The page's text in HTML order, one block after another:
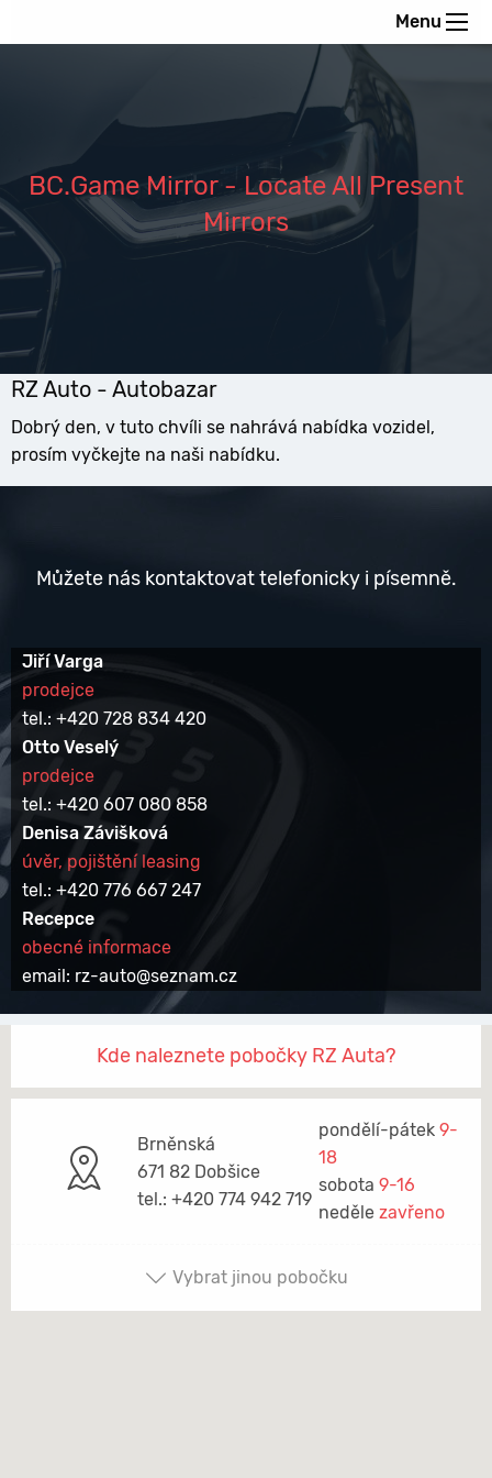
Menu
BC.Game Mirror - Locate All Present
Mirrors
RZ Auto - Autobazar
Dobrý den, v tuto chvíli se nahrává nabídka vozidel,
prosím vyčkejte na naši nabídku.
Můžete nás kontaktovat telefonicky i písemně.
Jiří Varga
prodejce
tel.: +420 728 834 420
Otto Veselý
prodejce
tel.: +420 607 080 858
Denisa Závišková
úvěr, pojištění leasing
tel.: +420 776 667 247
Recepce
obecné informace
email: rz-auto@seznam.cz
Kde naleznete pobočky RZ Auta?
Brněnská
671 82 Dobšice
tel.: +420 774 942 719
pondělí-pátek 9-
18
sobota 9-16
neděle zavřeno
Vybrat jinou pobočku